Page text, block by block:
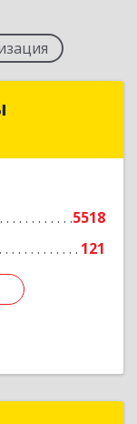
5518
121
Алматы
Подробнее